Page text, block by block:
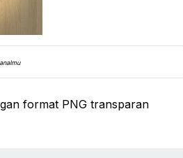
format PNG transparan